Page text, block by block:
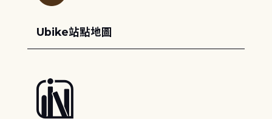
Ubike站點地圖